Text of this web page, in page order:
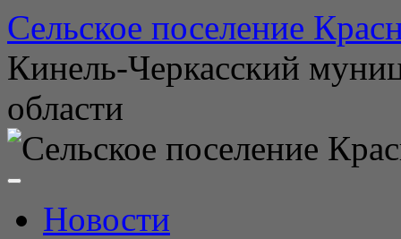
Перейти
к
содержимому
Сельское поселение
Кинель-Черкасский
области
Новости